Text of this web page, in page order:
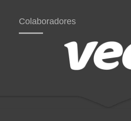
Colaboradores